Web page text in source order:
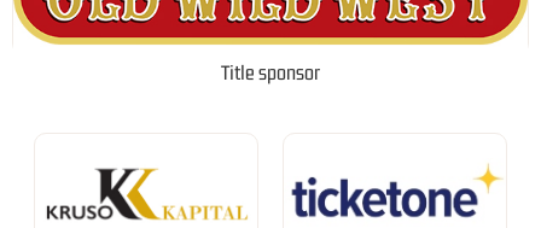
Title sponsor